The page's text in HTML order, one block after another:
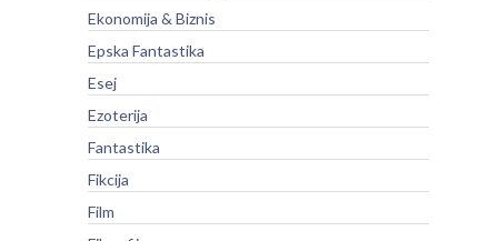
Ekonomija & Biznis
Epska Fantastika
Esej
Ezoterija
Fantastika
Fikcija
Film